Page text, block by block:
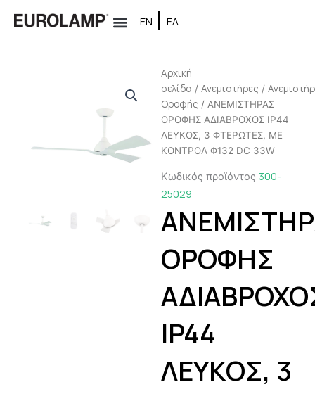
στο
ΕΝ ΕΛ
Αρχική
σελίδα /Ανεμιστήρες /
Oροφής / ΑΝΕΜΙΣΤΗΡΑΣ
ΟΡΟΦΗΣ ΑΔΙΑΒΡΟΧΟΣ IP44
ΛΕΥΚΟΣ, 3 ΦΤΕΡΩΤΕΣ, ΜΕ
ΚΟΝΤΡΟΛ Φ132 DC 33W
Κωδικός προϊόντος 300-
25029
ΟΡΟΦΗΣ
IP44
ΛΕΥΚΟΣ, 3